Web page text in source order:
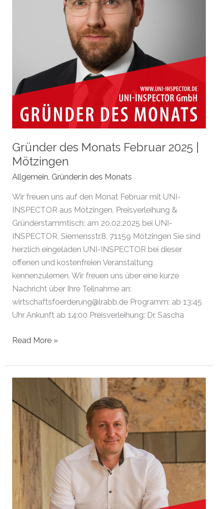
Gründer des Monats Februar 2025 |
Mötzingen
Allgemein Gründer:in des Monats
Wir freuen uns auf den Monat Februar mit UNI-
INSPECTOR aus Mötzingen. Preisverleihung &
Gründerstammtisch: am 20.02.2025 bei UNI-
INSPECTOR, Siemensstr.8, 71159 Mötzingen Sie sind
herzlich eingeladen UNI-INSPECTOR bei dieser
offenen und kostenfreien Veranstaltung
kennenzulernen. Wir freuen uns über eine kurze
Nachricht über Ihre Teilnahme an:
wirtschaftsfoerderung@lrabb.de Programm: ab 13:45
Uhr Ankunft ab 14:00 Preisverleihung: Dr. Sascha
Gründer
Monats
Februar
|
Mötzingen
Read More »